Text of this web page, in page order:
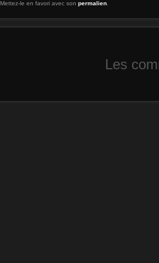
Mettez-le en favori avec son permalien
Les